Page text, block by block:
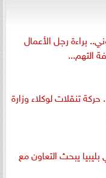
براءة رجل الأعمال
التهم...
تنقلات لوكلاء وزارة
بليبيا يبحث التعاون مع